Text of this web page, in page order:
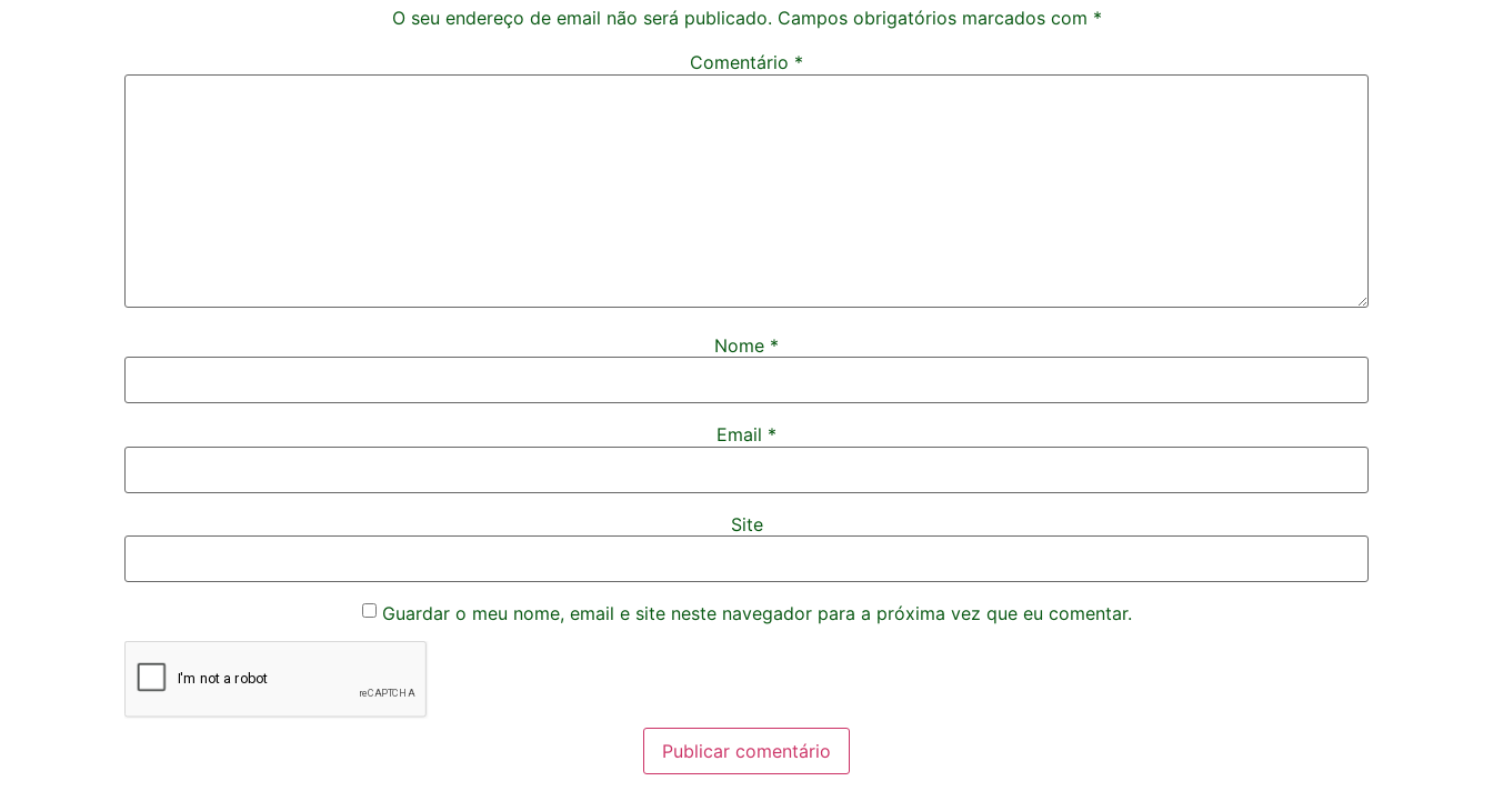
O seu endereço de email não será publicado. Campos obrigatórios marcados com *
Comentário *
Nome *
Email *
Site
Guardar o meu nome, email e site neste navegador para a próxima vez que eu comentar.